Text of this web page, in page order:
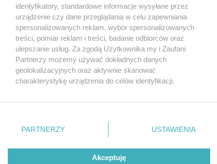
5 / 0
Nie zapomnij
zapoznać się z:
polityką prywatności
Twojemiasto
Piekary Śląskie
Chorzów
Tarnowskie Góry
Gliwice
Skontakuj sięz nami
Kontakt
Redakcja
Newsletter
identyfikatory, standardowe informacje wysyłane przez
urządzenie czy dane przeglądania w celu zapewniania
spersonalizowanych reklam, wybór spersonalizowanych
treści, pomiar reklam i treści, badanie odbiorców oraz
ulepszanie usług. Za zgodą Użytkownika my i Zaufani
Partnerzy możemy używać dokładnych danych
geolokalizacyjnych oraz aktywnie skanować
charakterystykę urządzenia do celów identyfikacji.
zmienić/wycofać klikając przycisk ustawień prywatności
znajdujący się w lewym dolnym rogu strony
rodzaje przetwarzania danych nie wymagają zgody
użytkownika, ale masz prawo sprzeciwić się takiemu
PARTNERZY USTAWIENIA
Akceptuję